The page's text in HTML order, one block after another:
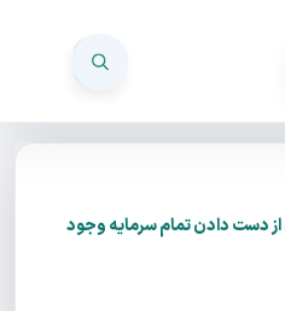
از دست دادن تمام سرمایه وجود